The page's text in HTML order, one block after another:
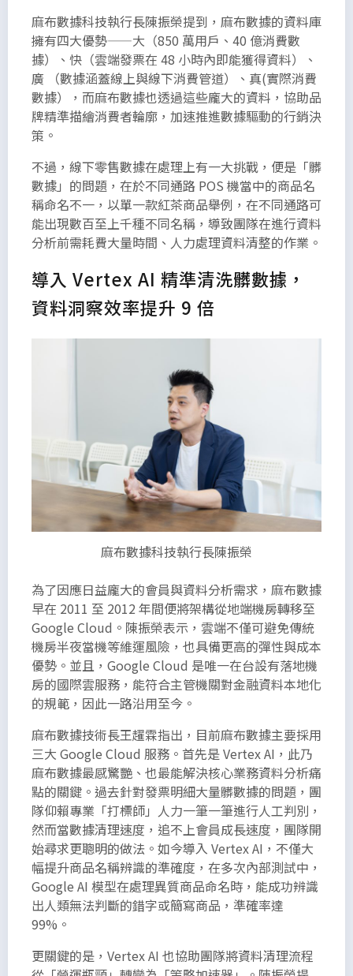
麻布數據科技執行長陳振榮提到，麻布數據的資料庫
擁有四大優勢——大（850 萬用戶、40 億消費數
據）、快（雲端發票在 48 小時內即能獲得資料）、
廣 （數據涵蓋線上與線下消費管道）、真(實際消費
數據），而麻布數據也透過這些龐大的資料，協助品
牌精準描繪消費者輪廓，加速推進數據驅動的行銷決
策。
不過，線下零售數據在處理上有一大挑戰，便是「髒
數據」的問題，在於不同通路 POS 機當中的商品名
稱命名不一，以單一款紅茶商品舉例，在不同通路可
能出現數百至上千種不同名稱，導致團隊在進行資料
分析前需耗費大量時間、人力處理資料清整的作業。
導入 Vertex AI 精準清洗髒數據，
資料洞察效率提升 9 倍
麻布數據科技執行長陳振榮
為了因應日益龐大的會員與資料分析需求，麻布數據
早在 2011 至 2012 年間便將架構從地端機房轉移至
Google Cloud。陳振榮表示，雲端不僅可避免傳統
機房半夜當機等維運風險，也具備更高的彈性與成本
優勢。並且，Google Cloud 是唯一在台設有落地機
房的國際雲服務，能符合主管機關對金融資料本地化
的規範，因此一路沿用至今。
麻布數據技術長王趯霖指出，目前麻布數據主要採用
三大 Google Cloud 服務。首先是 Vertex AI，此乃
麻布數據最感驚艷、也最能解決核心業務資料分析痛
點的關鍵。過去針對發票明細大量髒數據的問題，團
隊仰賴專業「打標師」人力一筆一筆進行人工判別，
然而當數據清理速度，追不上會員成長速度，團隊開
始尋求更聰明的做法。如今導入 Vertex AI，不僅大
幅提升商品名稱辨識的準確度，在多次內部測試中，
Google AI 模型在處理異質商品命名時，能成功辨識
出人類無法判斷的錯字或簡寫商品，準確率達
99%。
更關鍵的是，Vertex AI 也協助團隊將資料清理流程